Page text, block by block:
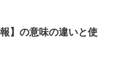
報】の意味の違いと使